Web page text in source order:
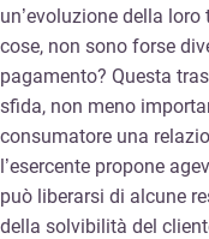
un’evoluzione della
cose, non sono forse
pagamento? Questa
sfida, non meno
consumatore una
l’esercente propone
può liberarsi di alcune
della solvibilità del